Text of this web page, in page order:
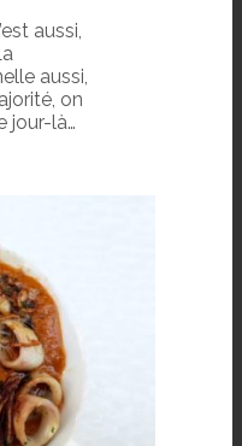
aussi,
aussi,
on
jour-là…